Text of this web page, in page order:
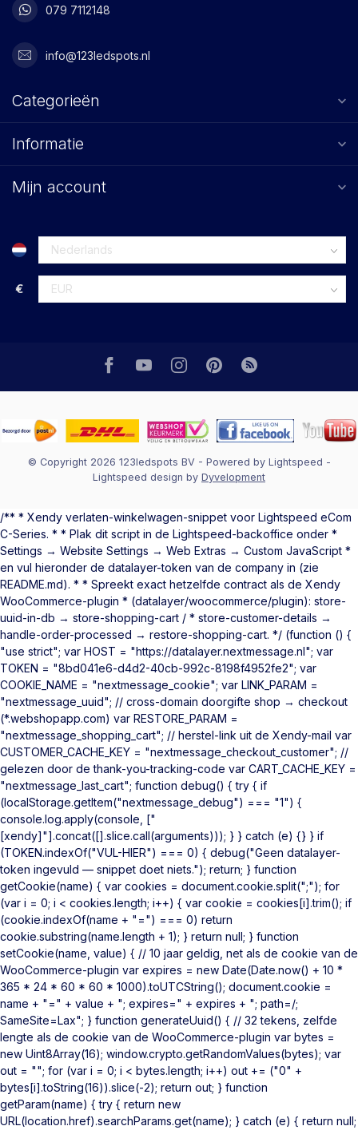
079 7112148
info@123ledspots.nl
Categorieën
Informatie
Mijn account
€
© Copyright 2026 123ledspots BV- Powered by Lightspeed -
Lightspeed design by Dyvelopment
/** * Xendy verlaten-winkelwagen-snippet voor Lightspeed eCom
C-Series. * * Plak dit script in de Lightspeed-backoffice onder *
Settings → Website Settings → Web Extras → Custom JavaScript *
en vul hieronder de datalayer-token van de company in (zie
README.md). * * Spreekt exact hetzelfde contract als de Xendy
WooCommerce-plugin * (datalayer/woocommerce/plugin): store-
uuid-in-db → store-shopping-cart / * store-customer-details →
handle-order-processed → restore-shopping-cart. */ (function () {
"use strict"; var HOST = "https://datalayer.nextmessage.nl"; var
TOKEN = "8bd041e6-d4d2-40cb-992c-8198f4952fe2"; var
COOKIE_NAME = "nextmessage_cookie"; var LINK_PARAM =
"nextmessage_uuid"; // cross-domain doorgifte shop → checkout
(*.webshopapp.com) var RESTORE_PARAM =
"nextmessage_shopping_cart"; // herstel-link uit de Xendy-mail var
CUSTOMER_CACHE_KEY = "nextmessage_checkout_customer"; //
gelezen door de thank-you-tracking-code var CART_CACHE_KEY =
"nextmessage_last_cart"; function debug() { try { if
(localStorage.getItem("nextmessage_debug") === "1") {
console.log.apply(console, ["
[xendy]"].concat([].slice.call(arguments))); } } catch (e) {} } if
(TOKEN.indexOf("VUL-HIER") === 0) { debug("Geen datalayer-
token ingevuld — snippet doet niets."); return; } function
getCookie(name) { var cookies = document.cookie.split(";"); for
(var i = 0; i < cookies.length; i++) { var cookie = cookies[i].trim(); if
(cookie.indexOf(name + "=") === 0) return
cookie.substring(name.length + 1); } return null; } function
setCookie(name, value) { // 10 jaar geldig, net als de cookie van de
WooCommerce-plugin var expires = new Date(Date.now() + 10 *
365 * 24 * 60 * 60 * 1000).toUTCString(); document.cookie =
name + "=" + value + "; expires=" + expires + "; path=/;
SameSite=Lax"; } function generateUuid() { // 32 tekens, zelfde
lengte als de cookie van de WooCommerce-plugin var bytes =
new Uint8Array(16); window.crypto.getRandomValues(bytes); var
out = ""; for (var i = 0; i < bytes.length; i++) out += ("0" +
bytes[i].toString(16)).slice(-2); return out; } function
getParam(name) { try { return new
URL(location.href).searchParams.get(name); } catch (e) { return null;